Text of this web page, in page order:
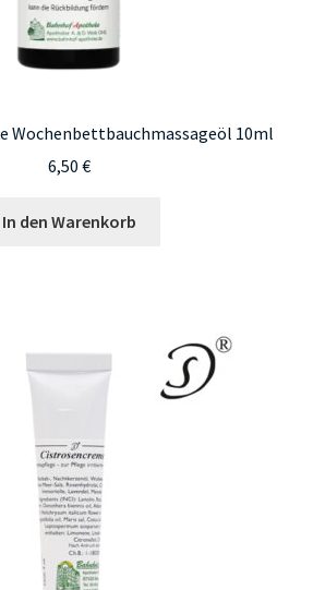
Wochenbettbauchmassageöl 10ml
6,50 €
In den Warenkorb